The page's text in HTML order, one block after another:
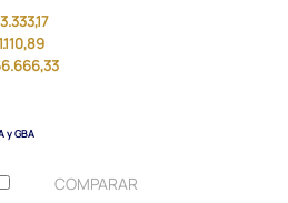
y GBA
COMPARAR